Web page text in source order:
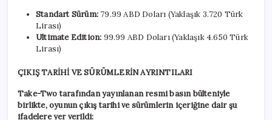
Standart Sürüm: 79.99 ABD Doları (Yaklaşık 3.720 Türk
Lirası)
Ultimate Edition: 99.99 ABD Doları (Yaklaşık 4.650 Türk
Lirası)
ÇIKIŞ TARİHİ VE SÜRÜMLERİN AYRINTILARI
Take-Two tarafından yayınlanan resmi basın bülteniyle
birlikte, oyunun çıkış tarihi ve sürümlerin içeriğine dair şu
ifadelere yer verildi: